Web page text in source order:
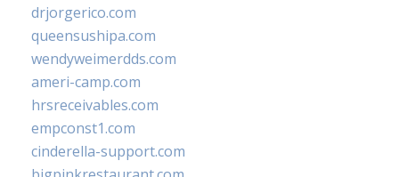
drjorgerico.com
queensushipa.com
wendyweimerdds.com
ameri-camp.com
hrsreceivables.com
empconst1.com
cinderella-support.com